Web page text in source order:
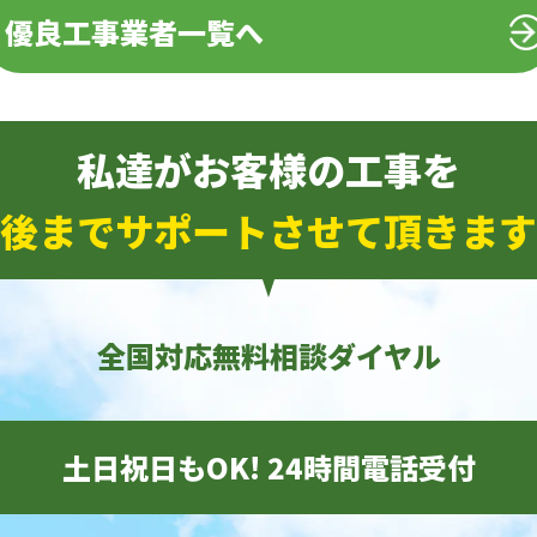
優良工事業者一覧へ
私達がお客様の工事を
までサポートさせて頂きま
全国対応無料相談ダイヤル
土日祝日もOK! 24時間電話受付